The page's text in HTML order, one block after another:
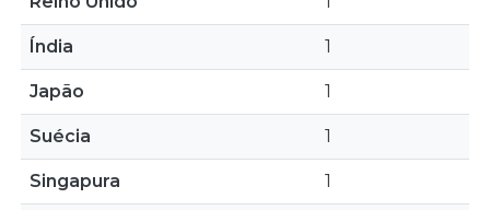
Índia 1
Japão 1
Suécia 1
Singapura 1